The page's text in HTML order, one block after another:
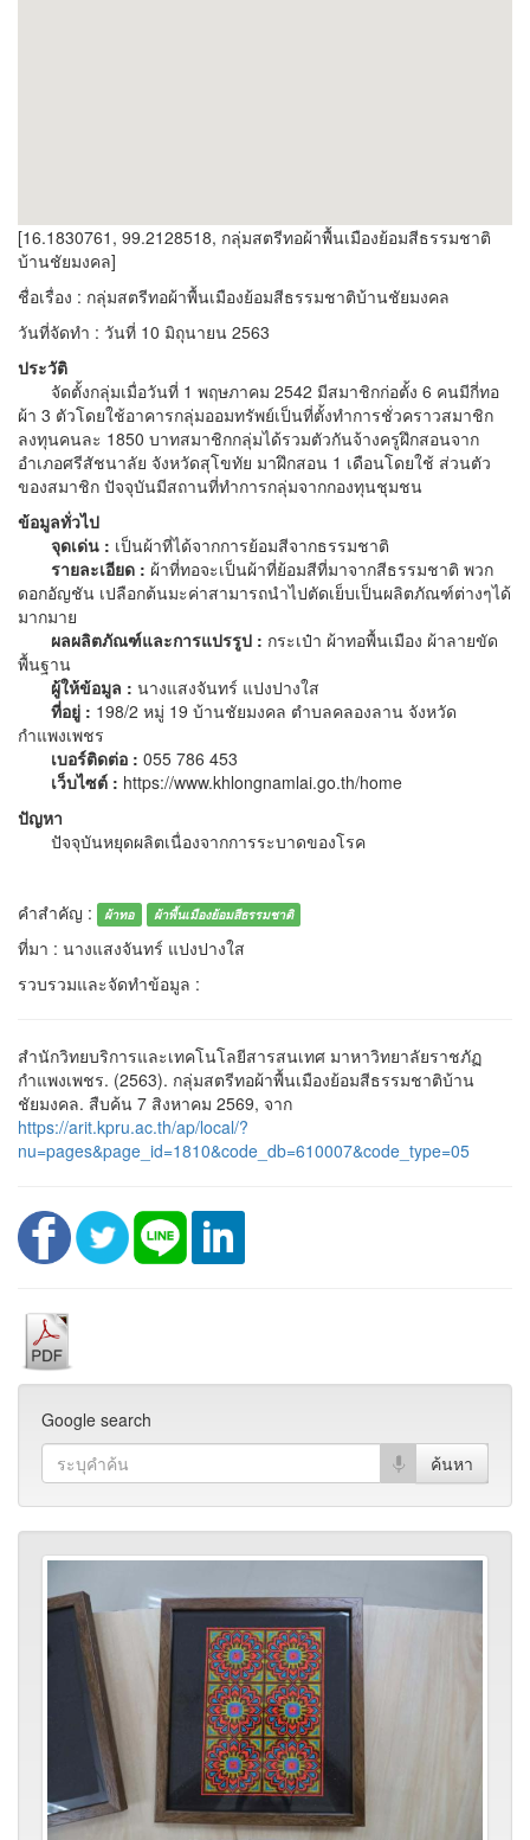
[16.1830761, 99.2128518, กลุ่มสตรีทอผ้าพื้นเมืองย้อมสีธรรมชาติ
บ้านชัยมงคล]
ชื่อเรื่อง : กลุ่มสตรีทอผ้าพื้นเมืองย้อมสีธรรมชาติบ้านชัยมงคล
วันที่จัดทำ : วันที่ 10 มิถุนายน 2563
ประวัติ
จัดตั้งกลุ่มเมื่อวันที่ 1 พฤษภาคม 2542 มีสมาชิกก่อตั้ง 6 คนมีกี่ทอ
ผ้า 3 ตัวโดยใช้อาคารกลุ่มออมทรัพย์เป็นที่ตั้งทำการชั่วคราวสมาชิก
ลงทุนคนละ 1850 บาทสมาชิกกลุ่มได้รวมตัวกันจ้างครูฝึกสอนจาก
อำเภอศรีสัชนาลัย จังหวัดสุโขทัย มาฝึกสอน 1 เดือนโดยใช้ ส่วนตัว
ของสมาชิก ปัจจุบันมีสถานที่ทำการกลุ่มจากกองทุนชุมชน
ข้อมูลทั่วไป
จุดเด่น : เป็นผ้าที่ได้จากการย้อมสีจากธรรมชาติ
รายละเอียด : ผ้าที่ทอจะเป็นผ้าที่ย้อมสีที่มาจากสีธรรมชาติ พวก
ดอกอัญชัน เปลือกต้นมะค่าสามารถนำไปตัดเย็บเป็นผลิตภัณฑ์ต่างๆได้
มากมาย
ผลผลิตภัณฑ์และการแปรรูป : กระเป๋า ผ้าทอพื้นเมือง ผ้าลายขัด
พื้นฐาน
ผู้ให้ข้อมูล : นางแสงจันทร์ แปงปางใส
ที่อยู่ : 198/2 หมู่ 19 บ้านชัยมงคล ตำบลคลองลาน จังหวัด
กำแพงเพชร
เบอร์ติดต่อ : 055 786 453
เว็บไซต์ : https://www.khlongnamlai.go.th/home
ปัญหา
ปัจจุบันหยุดผลิตเนื่องจากการระบาดของโรค
คำสำคัญ : ผ้าทอ ผ้าพื้นเมืองย้อมสีธรรมชาติ
ที่มา : นางแสงจันทร์ แปงปางใส
รวบรวมและจัดทำข้อมูล :
สำนักวิทยบริการและเทคโนโลยีสารสนเทศ มาหาวิทยาลัยราชภัฏ
กำแพงเพชร. (2563). กลุ่มสตรีทอผ้าพื้นเมืองย้อมสีธรรมชาติบ้าน
ชัยมงคล. สืบค้น 7 สิงหาคม 2569, จาก
https://arit.kpru.ac.th/ap/local/?
nu=pages&page_id=1810&code_db=610007&code_type=05
Google search